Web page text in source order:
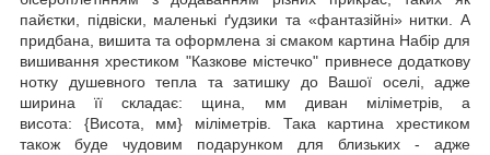
пайєтки, підвіски, маленькі ґудзики та «фантазійні» нитки. А
придбана, вишита та оформлена зі смаком картина Набір для
вишивання хрестиком "Казкове містечко" привнесе додаткову
нотку душевного тепла та затишку до Вашої оселі, адже
ширина її складає: щина, мм диван міліметрів, а
висота: {Висота, мм} міліметрів. Така картина хрестиком
також буде чудовим подарунком для близьких - адже